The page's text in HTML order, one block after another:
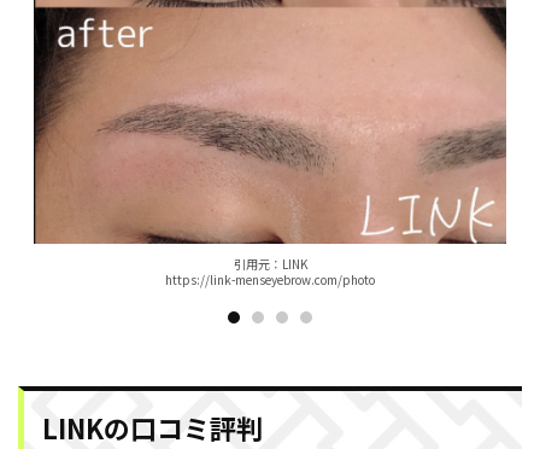
引⽤元：LINK
https://link-menseyebrow.com/photo
LINKの口コミ評判